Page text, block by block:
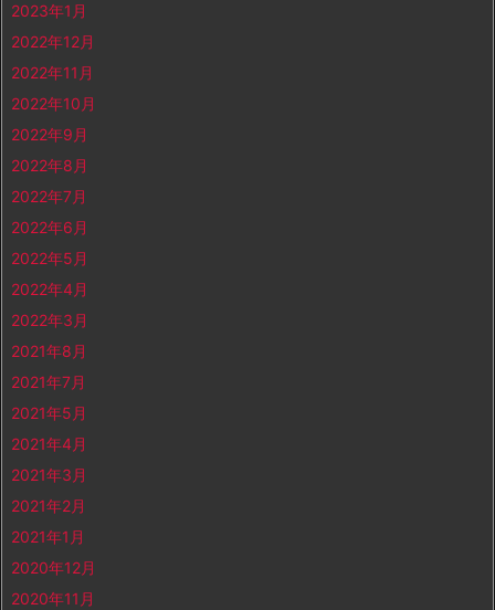
2023年1月
2022年12月
2022年11月
2022年10月
2022年9月
2022年8月
2022年7月
2022年6月
2022年5月
2022年4月
2022年3月
2021年8月
2021年7月
2021年5月
2021年4月
2021年3月
2021年2月
2021年1月
2020年12月
2020年11月